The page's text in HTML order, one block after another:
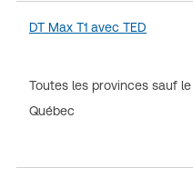
DT Max T1 avec TED
Toutes les provinces sauf le
Québec